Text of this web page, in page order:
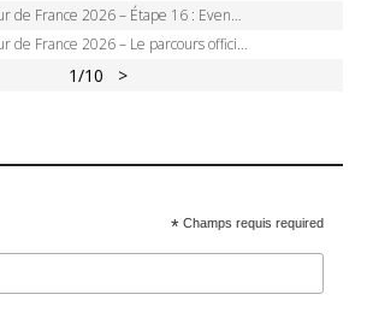
2026 – Étape 16 : Evenepoel, Pogacar, Ganna… qui domptera le chrono d’Évian pour redessiner le podium ?
France 2026 – Le parcours officiel complet : 21 étapes, profils, carte et dates
1/10 >
* Champs requis required